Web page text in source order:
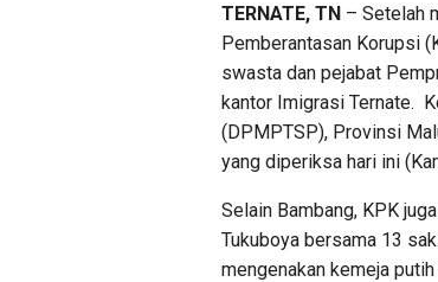
TERNATE, TN – Setelah
Pemberantasan Korupsi
swasta dan pejabat
kantor Imigrasi Ternate.
(DPMPTSP), Provinsi
yang diperiksa hari ini
Selain Bambang, KPK
Tukuboya bersama 13
mengenakan kemeja